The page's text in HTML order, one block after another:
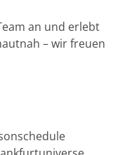
an und erlebt
– wir freuen